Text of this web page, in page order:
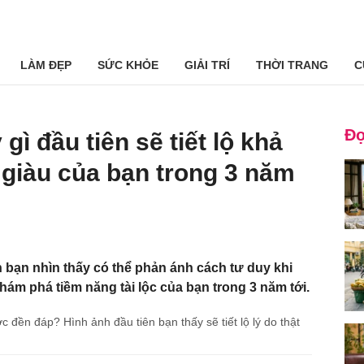
LÀM ĐẸP SỨC KHỎE GIẢI TRÍ THỜI TRANG
đầu tiên sẽ tiết lộ khả
của bạn trong 3 năm
bạn nhìn thấy có thể phản ánh cách tư duy khi
phá tiềm năng tài lộc của bạn trong 3 năm tới.
đền đáp? Hình ảnh đầu tiên bạn thấy sẽ tiết lộ lý do thật